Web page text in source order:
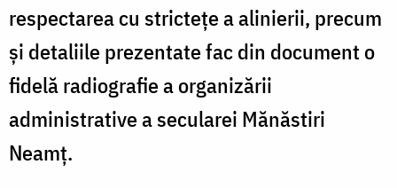
respectarea cu strictețe a alinierii, precum
și detaliile prezentate fac din document o
fidelă radiografie a organizării
administrative a secularei Mănăstiri
Neamț.